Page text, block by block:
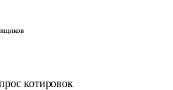
котировок